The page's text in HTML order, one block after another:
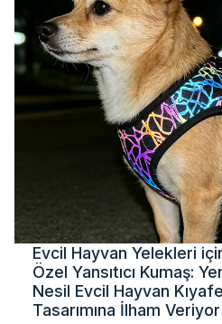
Evcil Hayvan Yelekleri
Özel Yansıtıcı Kumaş:
Nesil Evcil Hayvan
Tasarımına İlham Veriyor